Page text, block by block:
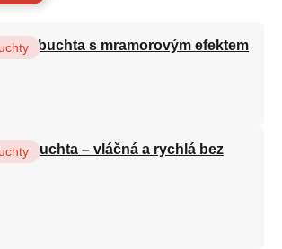
litá buchta s mramorovým efektem
buchta – vláčná a rychlá bez